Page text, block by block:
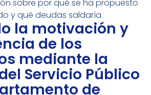
sobre por qué se ha propuesto
y qué deudas saldaría.
la motivación y
de los
mediante la
Servicio Público
de